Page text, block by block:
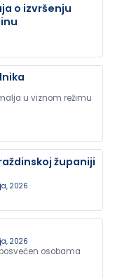
o izvršenju
u viznom režimu
županiji
2026
2026
osobama